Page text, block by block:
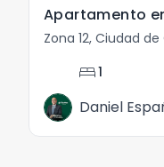
Apartamento
Zona 12, Ciudad
bed1
Daniel